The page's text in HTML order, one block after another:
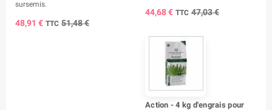
sursemis.
48,91 € TTC 51,48 €
44,68 € TTC 47,03 €
Action - 4 kg d'engrais pour